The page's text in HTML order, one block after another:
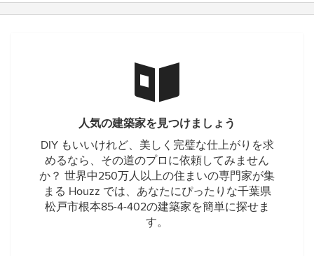
人気の建築家を見つけましょう
DIY もいいけれど、美しく完璧な仕上がりを求
めるなら、その道のプロに依頼してみません
か？ 世界中250万人以上の住まいの専門家が集
まる Houzz では、あなたにぴったりな千葉県
松戸市根本85-4-402の建築家を簡単に探せま
す。